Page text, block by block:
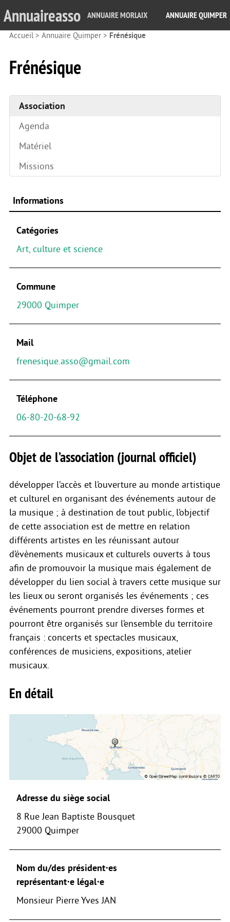
Annuaireasso ANNUAIRE MORLAIX ANNUAIRE QUIMPER
Accueil> Annuaire Quimper > Frénésique
Frénésique
Association
Agenda
Matériel
Missions
Informations
Catégories
Art, culture et science
Commune
29000 Quimper
Mail
frenesique.asso@gmail.com
Téléphone
06-80-20-68-92
Objet de l’association (journal officiel)
développer l’accès et l’ouverture au monde artistique
et culturel en organisant des événements autour de
la musique ; à destination de tout public, l’objectif
de cette association est de mettre en relation
différents artistes en les réunissant autour
d’évènements musicaux et culturels ouverts à tous
afin de promouvoir la musique mais également de
développer du lien social à travers cette musique sur
les lieux ou seront organisés les événements ; ces
événements pourront prendre diverses formes et
pourront être organisés sur l’ensemble du territoire
français : concerts et spectacles musicaux,
conférences de musiciens, expositions, atelier
musicaux.
En détail
Adresse du siège social
8 Rue Jean Baptiste Bousquet
29000 Quimper
Nom du/des président⋅es
représentant⋅e légal⋅e
Monsieur Pierre Yves JAN